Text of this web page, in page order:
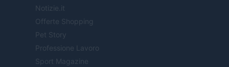
Notizie.it
Offerte Shopping
Pet Story
Professione Lavoro
Sport Magazine